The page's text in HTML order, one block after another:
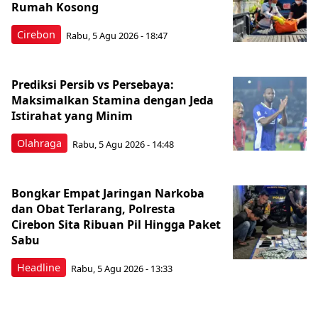
Cirebon
Rumah Kosong
Rabu, 5 Agu 2026 - 18:47
Olahraga
Prediksi Persib vs Persebaya:
Maksimalkan Stamina dengan Jeda
Istirahat yang Minim
Rabu, 5 Agu 2026 - 14:48
Headline
Bongkar Empat Jaringan Narkoba
dan Obat Terlarang, Polresta
Cirebon Sita Ribuan Pil Hingga Paket
Sabu
Rabu, 5 Agu 2026 - 13:33